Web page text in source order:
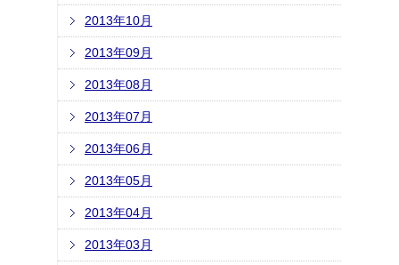
2013年10月
2013年09月
2013年08月
2013年07月
2013年06月
2013年05月
2013年04月
2013年03月